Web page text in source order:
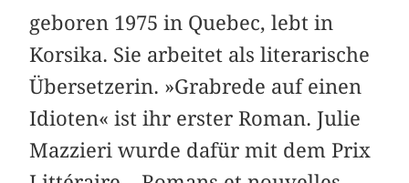
geboren 1975 in Quebec, lebt in
Korsika. Sie arbeitet als literarische
Übersetzerin. »Grabrede auf einen
Idioten« ist ihr erster Roman. Julie
Mazzieri wurde dafür mit dem Prix